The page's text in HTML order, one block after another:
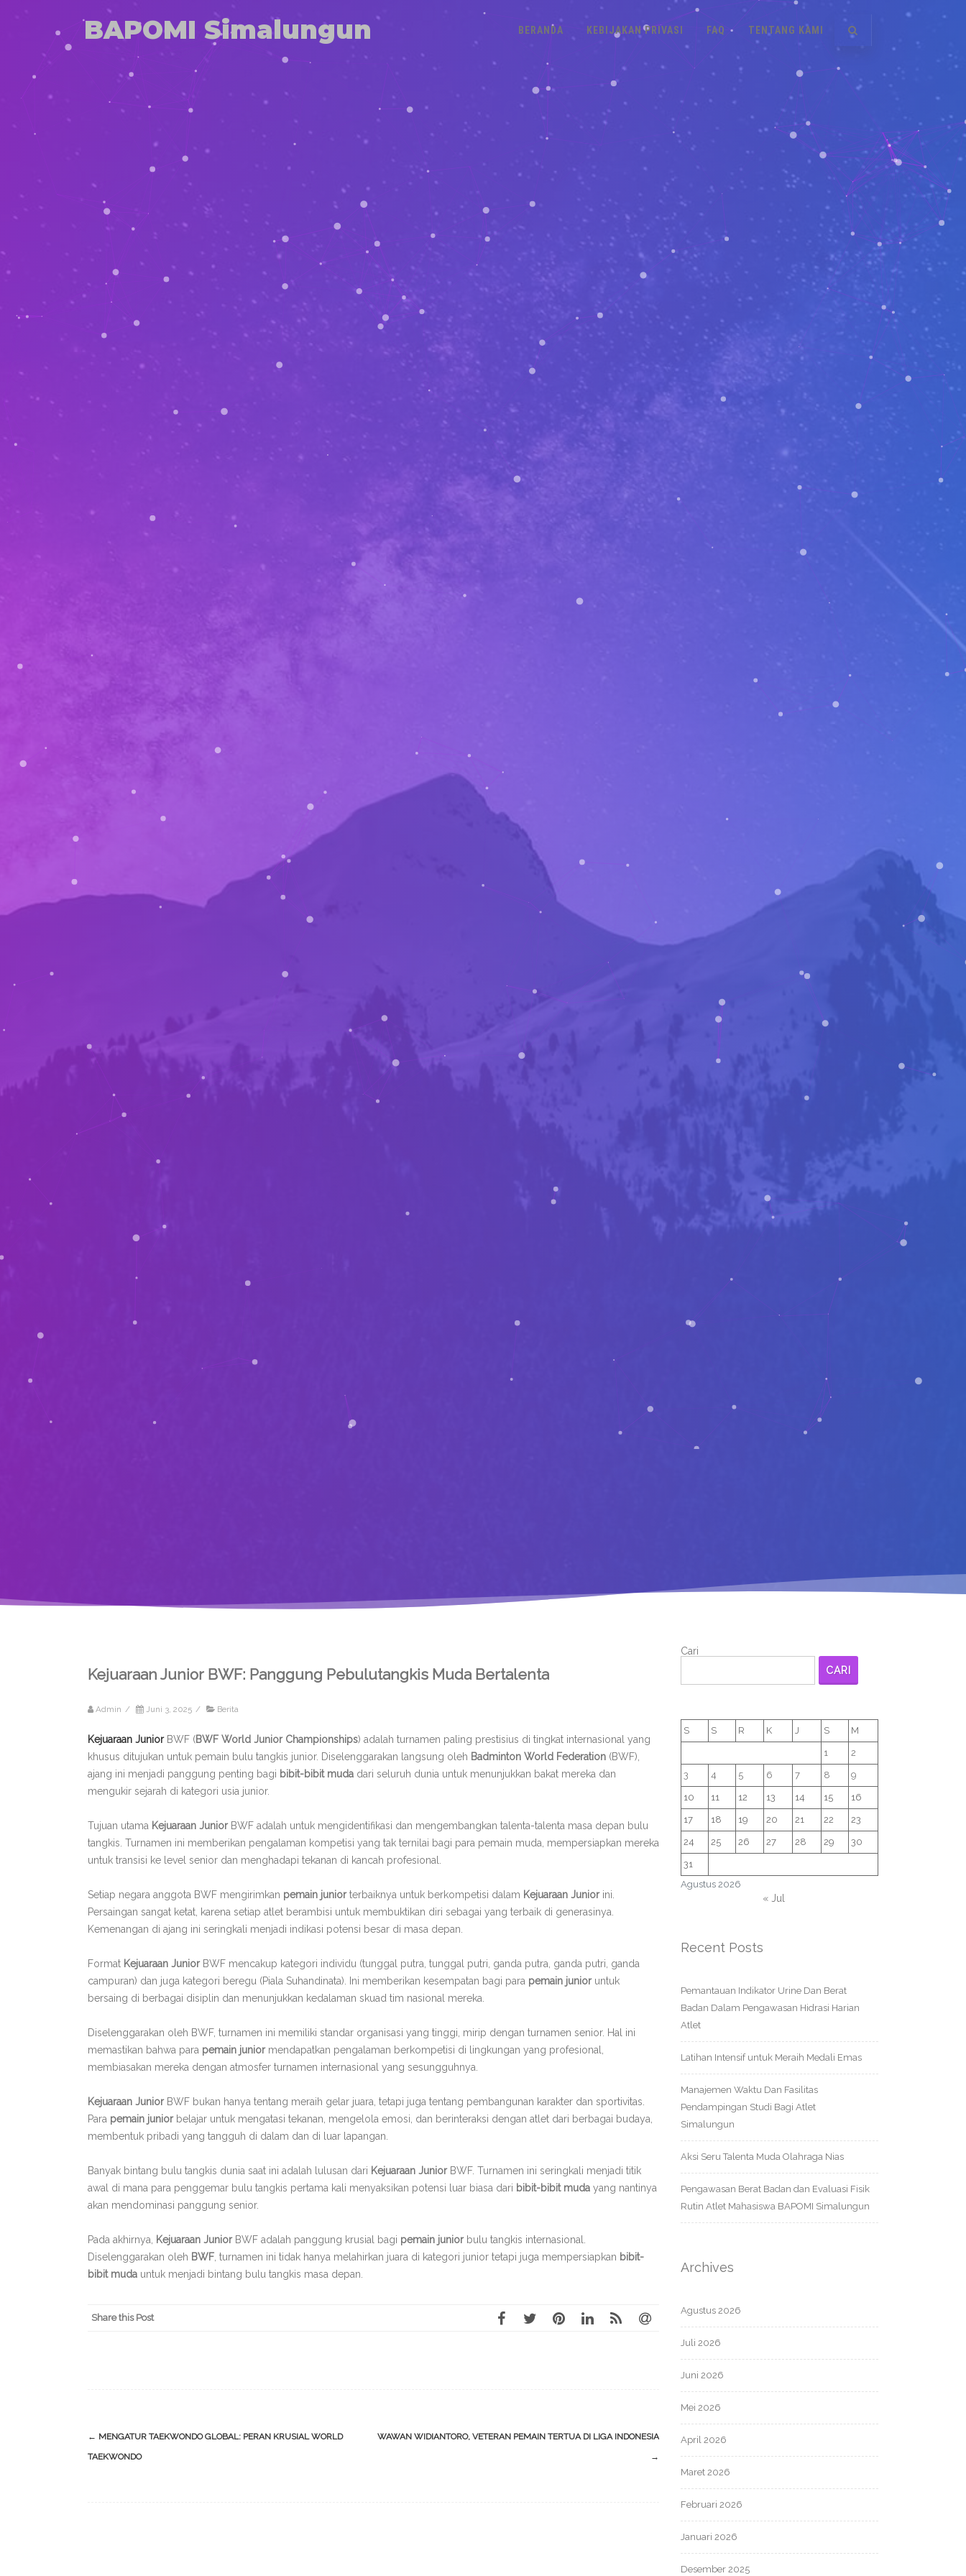
BAPOMI Simalungun BERANDA KEBIJAKAN PRIVASI FAQ TENTANG KAMI
Kejuaraan Junior BWF: Panggung Pebulutangkis Muda Bertalenta
Admin / Juni 3, 2025 / Berita
Kejuaraan JuniorBWF (BWF World Junior Championships) adalah turnamen paling prestisius di tingkat internasional yang
khusus ditujukan untuk pemain bulu tangkis junior. Diselenggarakan langsung oleh Badminton World Federation (BWF),
ajang ini menjadi panggung penting bagi bibit-bibit muda dari seluruh dunia untuk menunjukkan bakat mereka dan
mengukir sejarah di kategori usia junior.
Tujuan utama Kejuaraan JuniorBWF adalah untuk mengidentifikasi dan mengembangkan talenta-talenta masa depan bulu
tangkis. Turnamen ini memberikan pengalaman kompetisi yang tak ternilai bagi para pemain muda, mempersiapkan mereka
untuk transisi ke level senior dan menghadapi tekanan di kancah profesional.
Setiap negara anggota BWF mengirimkan pemain juniorterbaiknya untuk berkompetisi dalam Kejuaraan Juniorini.
Persaingan sangat ketat, karena setiap atlet berambisi untuk membuktikan diri sebagai yang terbaik di generasinya.
Kemenangan di ajang ini seringkali menjadi indikasi potensi besar di masa depan.
Format Kejuaraan JuniorBWF mencakup kategori individu (tunggal putra, tunggal putri, ganda putra, ganda putri, ganda
campuran) dan juga kategori beregu (Piala Suhandinata). Ini memberikan kesempatan bagi para pemain junioruntuk
bersaing di berbagai disiplin dan menunjukkan kedalaman skuad tim nasional mereka.
Diselenggarakan oleh BWF, turnamen ini memiliki standar organisasi yang tinggi, mirip dengan turnamen senior. Hal ini
memastikan bahwa para pemain juniormendapatkan pengalaman berkompetisi di lingkungan yang profesional,
membiasakan mereka dengan atmosfer turnamen internasional yang sesungguhnya.
Kejuaraan JuniorBWF bukan hanya tentang meraih gelar juara, tetapi juga tentang pembangunan karakter dan sportivitas.
Para pemain juniorbelajar untuk mengatasi tekanan, mengelola emosi, dan berinteraksi dengan atlet dari berbagai budaya,
membentuk pribadi yang tangguh di dalam dan di luar lapangan.
Banyak bintang bulu tangkis dunia saat ini adalah lulusan dari Kejuaraan JuniorBWF. Turnamen ini seringkali menjadi titik
awal di mana para penggemar bulu tangkis pertama kali menyaksikan potensi luar biasa dari bibit-bibit muda yang nantinya
akan mendominasi panggung senior.
Pada akhirnya, Kejuaraan JuniorBWF adalah panggung krusial bagi pemain juniorbulu tangkis internasional.
Diselenggarakan oleh BWF , turnamen ini tidak hanya melahirkan juara di kategori junior tetapi juga mempersiapkan bibit-
bibit muda untuk menjadi bintang bulu tangkis masa depan.
Share this Post
Post
navigation
← MENGATUR TAEKWONDO GLOBAL: PERAN KRUSIAL WORLD
TAEKWONDO
WAWAN WIDIANTORO, VETERAN PEMAIN TERTUA DI LIGA INDONESIA
→
Cari
CARI
Agustus 2026
S S R K J S M
1 2
3 4 5 6 7 8 9
10 11 12 13 14 15 16
17 18 19 20 21 22 23
24 25 26 27 28 29 30
31
« Jul
Recent Posts
Pemantauan Indikator Urine Dan Berat
Badan Dalam Pengawasan Hidrasi Harian
Atlet
Latihan Intensif untuk Meraih Medali Emas
Manajemen Waktu Dan Fasilitas
Pendampingan Studi Bagi Atlet
Simalungun
Aksi Seru Talenta Muda Olahraga Nias
Pengawasan Berat Badan dan Evaluasi Fisik
Rutin Atlet Mahasiswa BAPOMI Simalungun
Archives
Agustus 2026
Juli 2026
Juni 2026
Mei 2026
April 2026
Maret 2026
Februari 2026
Januari 2026
Desember 2025